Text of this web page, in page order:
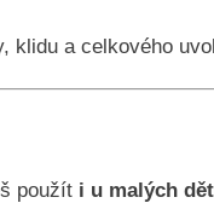
klidu a celkového
použít i u malých